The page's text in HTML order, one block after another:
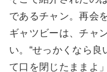
であるチャン。再会
ギャツビーは、チャ
い。“せっかくなら良
て口を閉じたままよ